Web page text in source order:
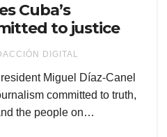
Cuba’s
to justice
DIGITAL
Miguel Díaz-Canel
committed to truth,
the people on…